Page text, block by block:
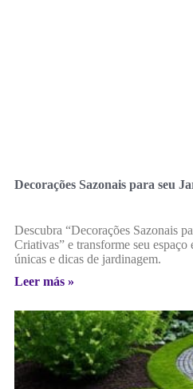
Decorações Sazonais para seu
Descubra “Decorações Sazonais
Criativas” e transforme seu
únicas e dicas de jardinagem.
Leer más »